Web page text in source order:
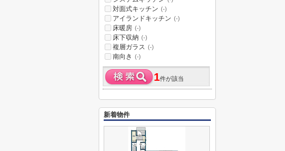
対面式キッチン (-)
アイランドキッチン (-)
床暖房 (-)
床下収納 (-)
複層ガラス (-)
南向き (-)
1件が該当
新着物件